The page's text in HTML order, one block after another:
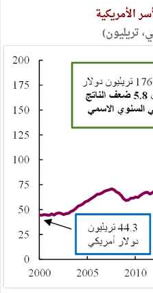
الأمريكية
تريليون)